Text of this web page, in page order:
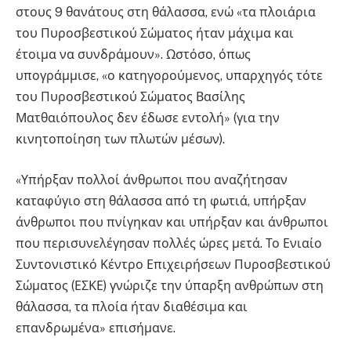
στους 9 θανάτους στη θάλασσα, ενώ «τα πλοιάρια
του Πυροσβεστικού Σώματος ήταν μάχιμα και
έτοιμα να συνδράμουν». Ωστόσο, όπως
υπογράμμισε, «ο κατηγορούμενος, υπαρχηγός τότε
του Πυροσβεστικού Σώματος Βασίλης
Ματθαιόπουλος δεν έδωσε εντολή» (για την
κινητοποίηση των πλωτών μέσων).
«Υπήρξαν πολλοί άνθρωποι που αναζήτησαν
καταφύγιο στη θάλασσα από τη φωτιά, υπήρξαν
άνθρωποι που πνίγηκαν και υπήρξαν και άνθρωποι
που περισυνελέγησαν πολλές ώρες μετά. Το Ενιαίο
Συντονιστικό Κέντρο Επιχειρήσεων Πυροσβεστικού
Σώματος (ΕΣΚΕ) γνώριζε την ύπαρξη ανθρώπων στη
θάλασσα, τα πλοία ήταν διαθέσιμα και
επανδρωμένα» επισήμανε.